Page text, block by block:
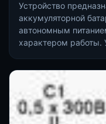
Устройство
аккумуляторной
автономным
характером работы.